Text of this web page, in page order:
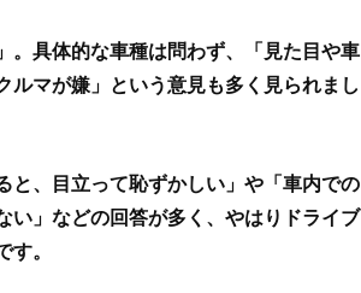
。具体的な車種は問わず、「見た目や車
マが嫌」という意見も多く見られまし
と、目立って恥ずかしい」や「車内での
い」などの回答が多く、やはりドライブ
。